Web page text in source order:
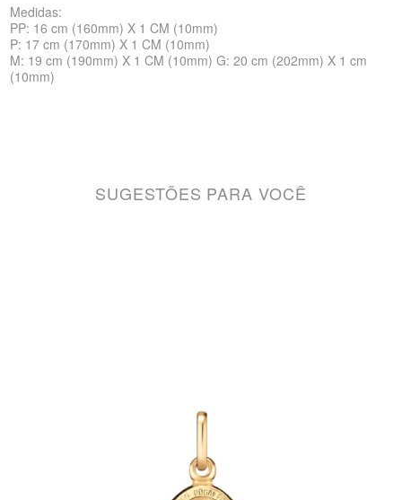
Medidas:
PP: 16 cm (160mm) X 1 CM (10mm)
P: 17 cm (170mm) X 1 CM (10mm)
M: 19 cm (190mm) X 1 CM (10mm) G: 20 cm (202mm) X 1 cm
(10mm)
SUGESTÕES PARA VOCÊ